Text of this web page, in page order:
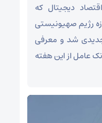
دیجیتال که
جنگ تحمیلی ۱۲ روزه رژیم صهیونیستی
جدیدی شد و معرفی
عامل از این هفته